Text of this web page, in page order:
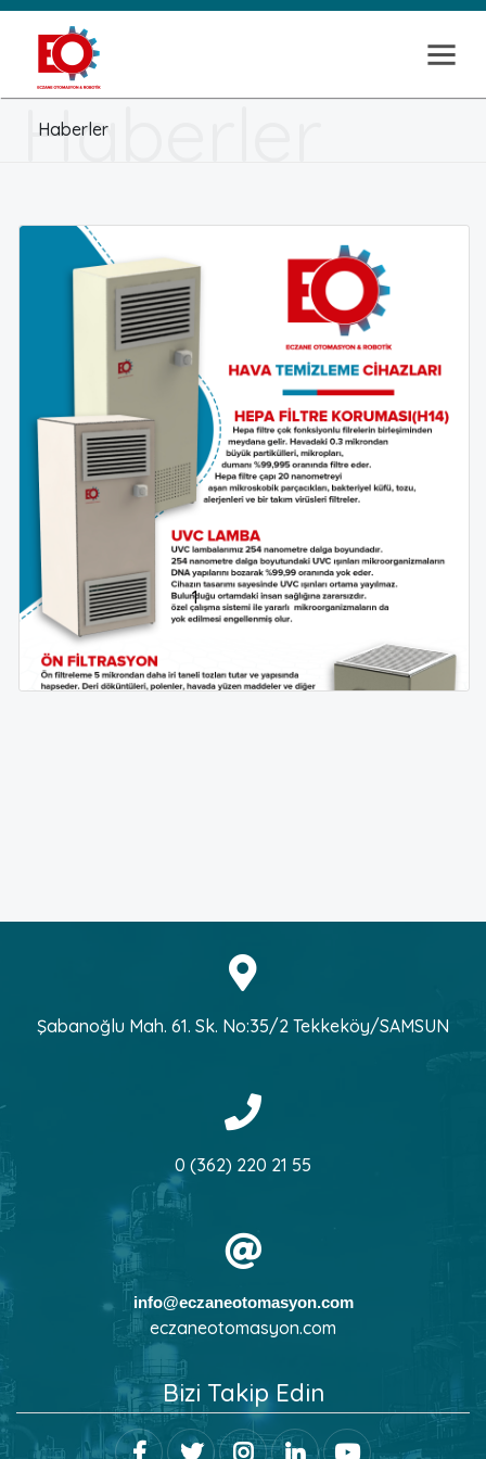
Haberler
Haberler
1
Şabanoğlu Mah. 61. Sk. No:35/2 Tekkeköy/SAMSUN
0 (362) 220 21 55
info@eczaneotomasyon.com
eczaneotomasyon.com
Bizi Takip Edin